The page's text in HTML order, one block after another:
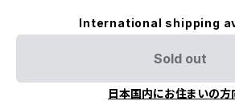
International shipping
Sold out
日本国内にお住まいの方